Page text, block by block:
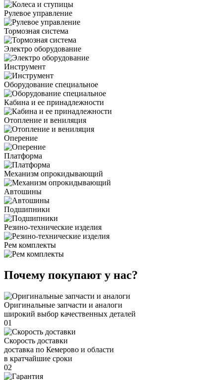
Рулевое управление
Тормозная система
Электро оборудование
Инструмент
Оборудование специальное
Кабина и ее принадлежности
Отопление и вениляция
Оперение
Платформа
Механизм опрокидывающий
Автошины
Подшипники
Резино-технические изделия
Рем комплекты
Почему покупают у нас?
Оригинальные запчасти и аналоги
широкий выбор качественных деталей
01
Скорость доставки
доставка по Кемерово и области
в кратчайшие сроки
02